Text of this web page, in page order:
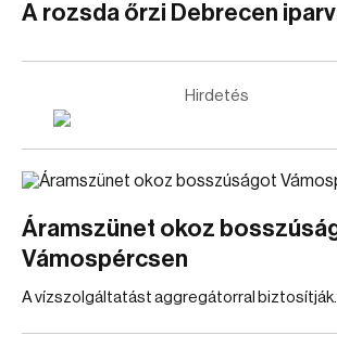
A rozsda őrzi Debrecen
Hirdetés
Áramszünet okoz
Vámospércsen
A vízszolgáltatást aggregátorral biztosítják.